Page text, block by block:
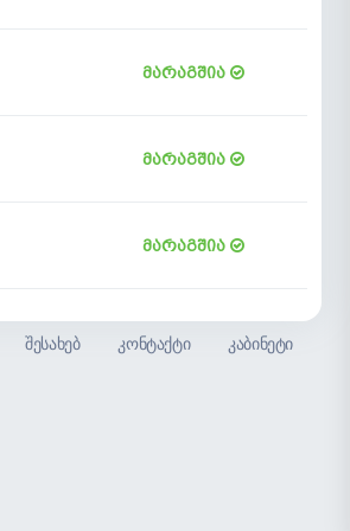
მარაგშია
მარაგშია
მარაგშია
შესახებ კონტაქტი კაბინეტი